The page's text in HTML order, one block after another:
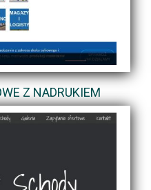
Z NADRUKIEM